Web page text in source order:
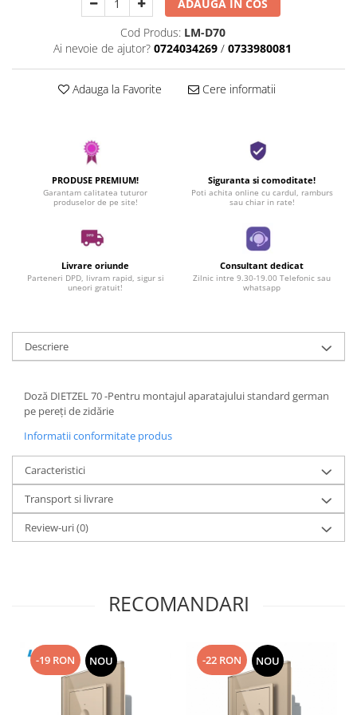
ADAUGA IN COS
Cod Produs: LM-D70
Ai nevoie de ajutor? 0724034269 / 0733980081
Adauga la Favorite Cere informatii
PRODUSE PREMIUM!
Garantam calitatea tuturor
produselor de pe site!
Siguranta si comoditate!
Poti achita online cu cardul, ramburs
sau chiar in rate!
Livrare oriunde
Parteneri DPD, livram rapid, sigur si
uneori gratuit!
Consultant dedicat
Zilnic intre 9.30-19.00 Telefonic sau
whatsapp
Descriere
Doză DIETZEL 70 -Pentru montajul aparatajului standard german
pe pereți de zidărie
Informatii conformitate produs
Caracteristici
Transport si livrare
Review-uri(0)
RECOMANDARI
-19 RON NOU -22 RON NOU